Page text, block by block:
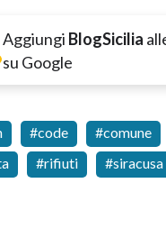
Aggiungi BlogSicilia
su Google
code comune
rifiuti siracusa